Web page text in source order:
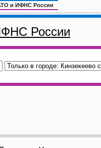
и ИФНС России
России